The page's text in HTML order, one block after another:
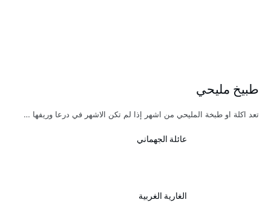
طبيخ مليحي
تعد اكلة او طبخة المليحي من اشهر إذا لم تكن الاشهر في درعا وريفها …
عائلة الجهماني
الغارية الغربية